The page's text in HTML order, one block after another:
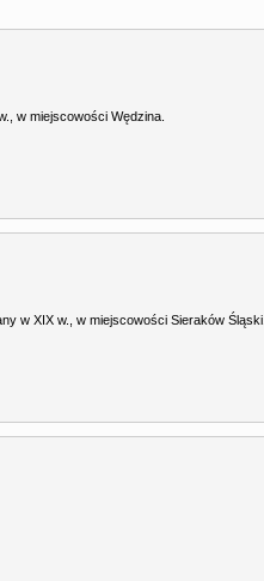
w miejscowości Wędzina.
w XIX w., w miejscowości Sieraków Śląski.